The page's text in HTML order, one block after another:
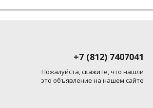
+7 (812) 7407041
Пожалуйста, скажите, что нашли
это объявление на нашем сайте